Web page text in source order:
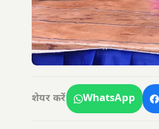
शेयर करें WhatsApp